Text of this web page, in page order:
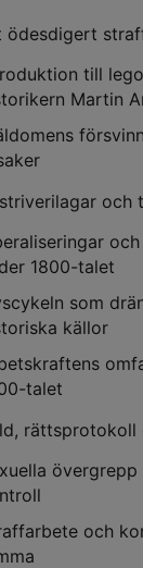
ödesdigert
till
Martin
och
1800-talet
som
källor
talet
rättsprotokoll
och